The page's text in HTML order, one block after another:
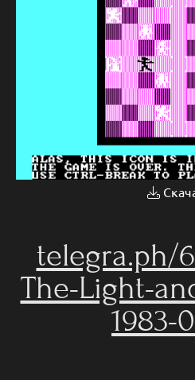
telegra.ph/
The-Light-
1983-